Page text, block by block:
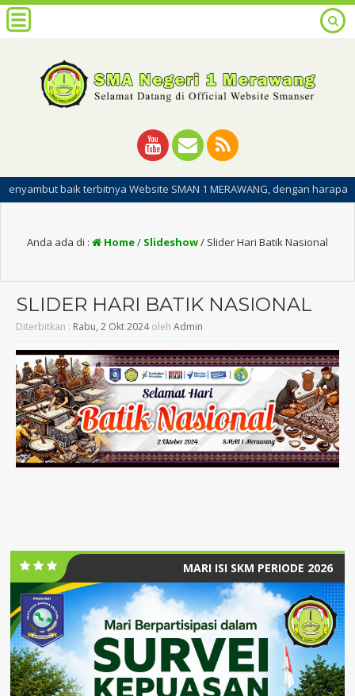
baik terbitnya Website SMAN 1 MERAWANG, dengan harapan
Anda ada di : Home/ Slideshow/ Slider Hari Batik Nasional
SLIDER HARI BATIK NASIONAL
Diterbitkan : Rabu, 2 Okt 2024oleh Admin
MARI ISI SKM PERIODE 2026